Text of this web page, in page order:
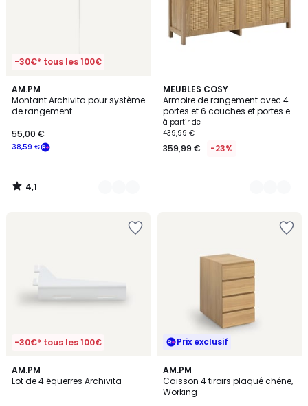
-30€* tous les 100€
AM.PM
Montant Archivita pour système
de rangement
38,59 €
55,00 €
4,1
/ 5
2
Couleurs
4,1
/
MEUBLES COSY
Armoire de rangement avec 4
portes et 6 couches et portes en
rotin tressé, NOVAKB Armoire
à partir de
439,99 €
359,99 € -23%
2
Couleurs
-30€* tous les 100€
AM.PM
Lot de 4 équerres Archivita
4,3
/ 5
2
Couleurs
Prix exclusif
AM.PM
Caisson 4 tiroirs plaqué chêne,
Working
3,9
/ 5